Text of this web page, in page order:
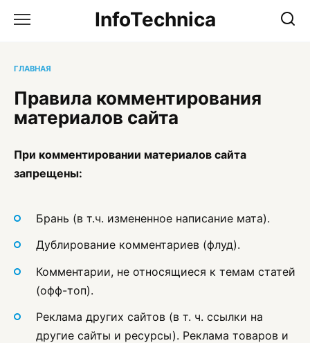
InfoTechnica
ГЛАВНАЯ
Правила комментирования
материалов сайта
При комментировании материалов сайта
запрещены:
Брань (в т.ч. измененное написание мата).
Дублирование комментариев (флуд).
Комментарии, не относящиеся к темам статей
(офф-топ).
Реклама других сайтов (в т. ч. ссылки на
другие сайты и ресурсы). Реклама товаров и